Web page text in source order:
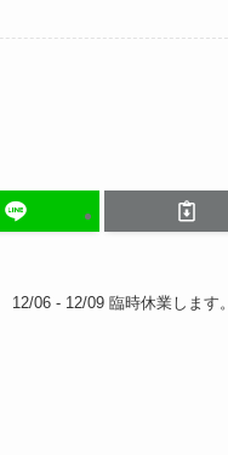
12/06 - 12/09 臨時休業します。